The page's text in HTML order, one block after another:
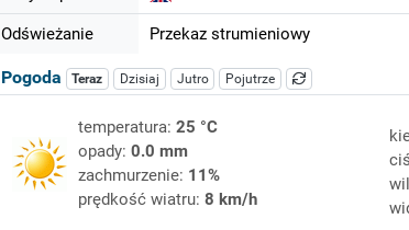
Odświeżanie Przekaz strumieniowy
Pogoda Teraz Dzisiaj Jutro Pojutrze
temperatura: 25 °C
opady: 0.0 mm
zachmurzenie: 11%
prędkość wiatru: 8 km/h